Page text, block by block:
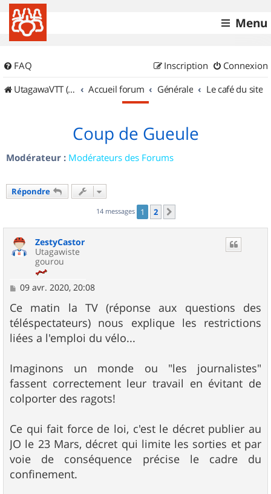
Menu
FAQ Connexion
Inscription
UtagawaVTT (Randos VTT et VTTAE avec traces GPS)
Accueil forum Générale Le café du site
Coup de Gueule
Modérateur : Modérateurs des Forums
Répondre
14 messages 1 2
ZestyCastor
Utagawiste
gourou
M
s
s
a
g
e
09 avr. 2020, 20:08
Ce matin la TV (réponse aux questions des
téléspectateurs) nous explique les restrictions
liées a l'emploi du vélo...
Imaginons un monde ou "les journalistes"
fassent correctement leur travail en évitant de
colporter des ragots!
Ce qui fait force de loi, c'est le décret publier au
JO le 23 Mars, décret qui limite les sorties et par
voie de conséquence précise le cadre du
confinement.